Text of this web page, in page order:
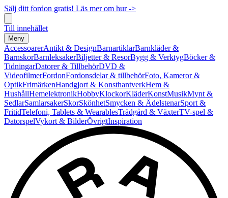
Sälj ditt fordon gratis! Läs mer om hur ->
Till innehållet
Meny
AccessoarerAntikt & DesignBarnartiklarBarnkläder &
BarnskorBarnleksakerBiljetter & ResorBygg & VerktygBöcker &
TidningarDatorer & TillbehörDVD &
VideofilmerFordonFordonsdelar & tillbehörFoto, Kameror &
OptikFrimärkenHandgjort & KonsthantverkHem &
HushållHemelektronikHobbyKlockorKläderKonstMusikMynt &
SedlarSamlarsakerSkorSkönhetSmycken & ÄdelstenarSport &
FritidTelefoni, Tablets & WearablesTrädgård & VäxterTV-spel &
DatorspelVykort & BilderÖvrigtInspiration